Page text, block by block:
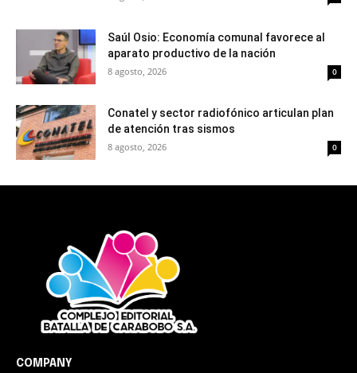
Saúl Osio: Economía comunal favorece al
aparato productivo de la nación
8 agosto, 2026 0
Conatel y sector radiofónico articulan plan
de atención tras sismos
8 agosto, 2026 0
COMPANY